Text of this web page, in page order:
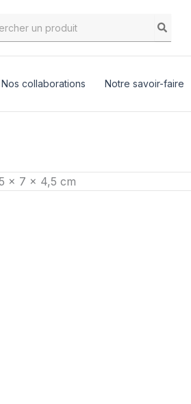
Nos collaborations Notre savoir-faire
x 7 x 4,5 cm